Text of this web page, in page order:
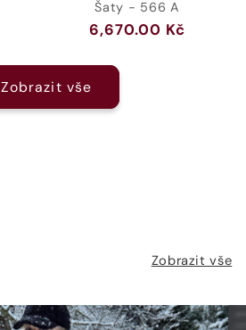
Šaty - 566 A
Běžná
6,670.00 Kč
Zobrazit vše
Zobrazit vše